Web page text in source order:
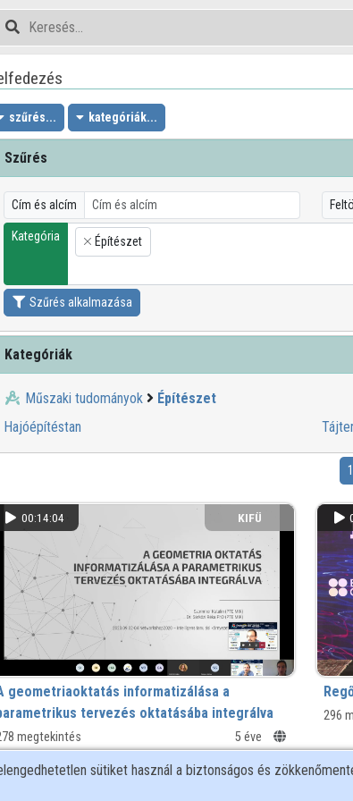
szűrés... kategóriák...
Szűrés
Cím és alcím
Kategória
×
Építészet
Szűrés alkalmazása
Kategóriák
Műszaki tudományok
Építészet
Hajóépítéstan
1
00:14:04 KIFÜ
geometriaoktatás informatizálása a
tervezés oktatásába integrálva
megtekintés 5 éve
296
00:10:32 SZE
sütiket használ a biztonságos és